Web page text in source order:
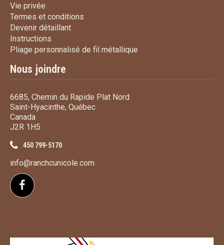
Vie privée
Termes et conditions
Devenir détaillantDevenir détaillant
Instructions
Pliage personnalisé de fil métallique
Nous joindre
6685, Chemin du Rapide Plat Nord
Saint-Hyacinthe, Québec
Canada
J2R 1H5
450 799-5170
info@ranchcunicole.com
Suivez-nous sur Facebook